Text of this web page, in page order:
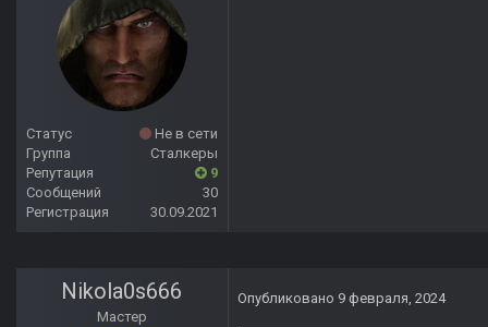
Статус
Не в сети
Группа
Сталкеры
Репутация
9
Сообщений
30
Регистрация
30.09.2021
Nikola0s666
Мастер
Опубликовано 9 февраля, 2024